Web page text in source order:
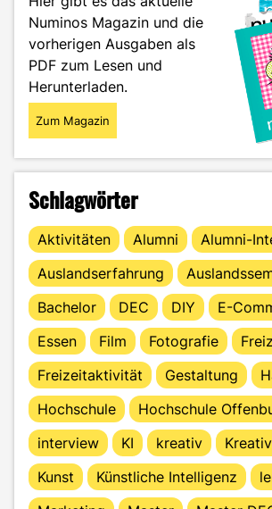
Numinos Magazin und die
vorherigen Ausgaben als
PDF zum Lesen und
Herunterladen.
Zum Magazin
Schlagwörter
Aktivitäten Alumni
Alumni-
Auslandserfahrung
Bachelor
DEC DIY
E-
Essen
Film Fotografie
Freizeitaktivität
Gestaltung
Hochschule
Hochschule
interview
KI kreativ
Kunst
Künstliche Intelligenz